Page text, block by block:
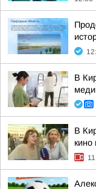
В
В
кино